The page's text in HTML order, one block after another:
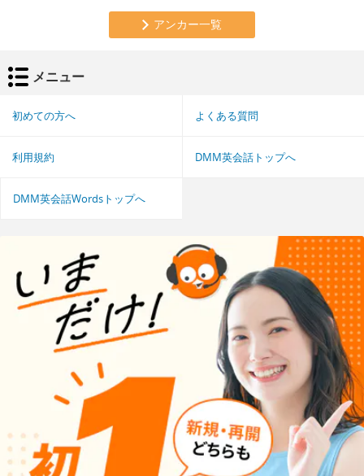
アンカー一覧
メニュー
初めての方へ よくある質問
利用規約 DMM英会話トップへ
DMM英会話Wordsトップへ